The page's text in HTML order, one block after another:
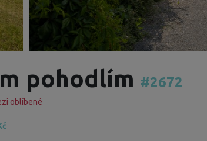
pohodlím #2672
oblíbené